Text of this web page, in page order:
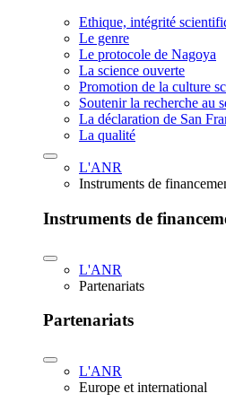
Ethique, intégrité
Le genre
Le protocole de Nagoya
La science ouverte
Promotion de la culture
Soutenir la recherche au
La déclaration de San
La qualité
L'ANR
Instruments de
Instruments de
L'ANR
Partenariats
Partenariats
L'ANR
Europe et international